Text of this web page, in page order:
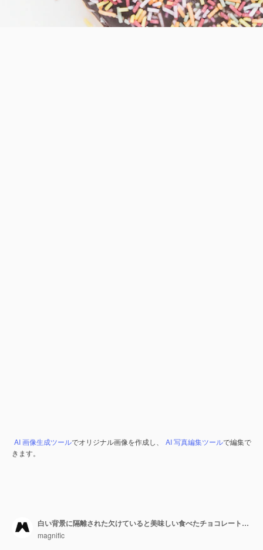
AI 画像生成ツールでオリジナル画像を作成し、 AI 写真編集ツールで編集で
きます。
白い背景に隔離された欠けていると美味しい食べたチョコレートドーナツ
magnific